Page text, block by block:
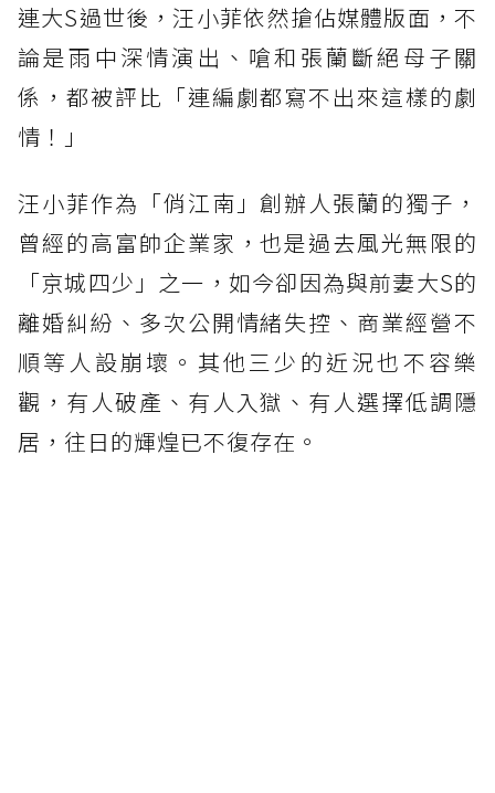
連大S過世後，汪小菲依然搶佔媒體版面，不
論是雨中深情演出、嗆和張蘭斷絕母子關
係，都被評比「連編劇都寫不出來這樣的劇
情！」
汪小菲作為「俏江南」創辦人張蘭的獨子，
曾經的高富帥企業家，也是過去風光無限的
「京城四少」之一，如今卻因為與前妻大S的
離婚糾紛、多次公開情緒失控、商業經營不
順等人設崩壞。其他三少的近況也不容樂
觀，有人破產、有人入獄、有人選擇低調隱
居，往日的輝煌已不復存在。